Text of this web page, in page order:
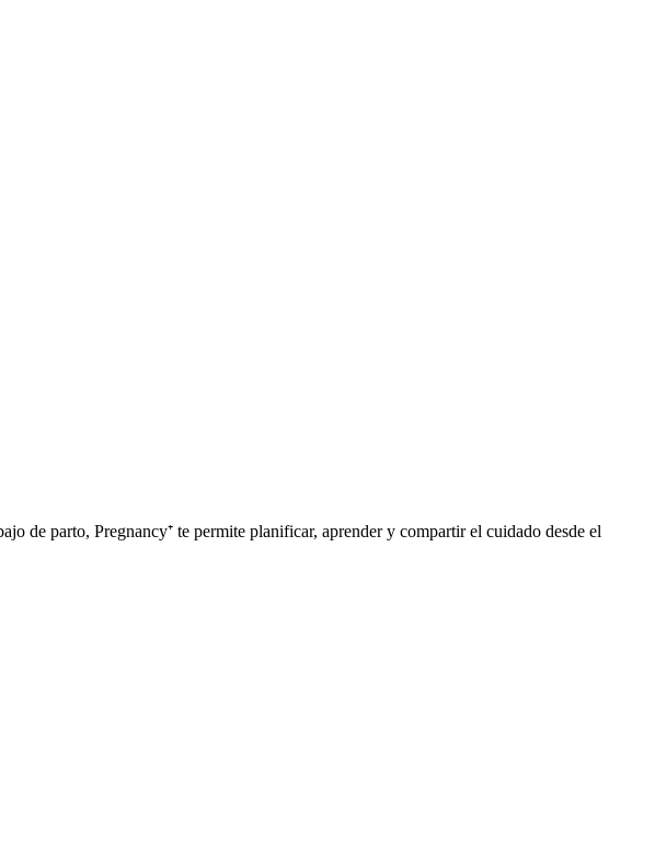
de parto, Pregnancy⁺ te permite planificar, aprender y compartir el cuidado desde el